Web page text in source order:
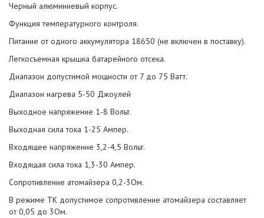
Черный алюминиевый корпус.
Функция температурного контроля.
Питание от одного аккумулятора 18650 (не включен в поставку).
Легкосъемная крышка батарейного отсека.
Диапазон допустимой мощности от 7 до 75 Ватт.
Диапазон нагрева 5-50 Джоулей
Выходное напряжение 1-8 Вольт.
Выходная сила тока 1-25 Ампер.
Входящее напряжение 3,2-4,5 Вольт.
Входящая сила тока 1,3-30 Ампер.
Сопротивление атомайзера 0,2-3Ом.
В режиме ТК допустимое сопротивление атомайзера составляет
от 0,05 до 3Ом.